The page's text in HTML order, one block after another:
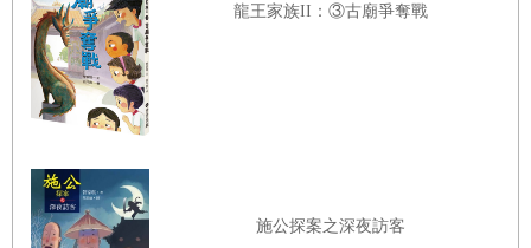
土著一把抓起綁在矛槍上的她扛向營火，這會兒她能感覺到周遭
的騰騰熱氣，從大鍋冒出的潮溼蒸汽升上她的臉。
打斷了一切。那三個人影正是珍、凱瑟琳和馬克，因為他們恰巧是在
那個節骨眼趕到魔法湖畔許了願，而且為時未晚，他們恰好趕上。
龍王家族II：③古廟爭奪戰
施公探案之深夜訪客